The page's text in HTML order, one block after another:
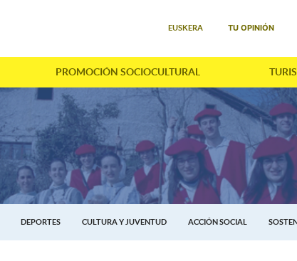
EUSKERA TU OPINIÓN
PROMOCIÓN SOCIOCULTURAL
DEPORTES CULTURA Y JUVENTUD ACCIÓN SOCIAL